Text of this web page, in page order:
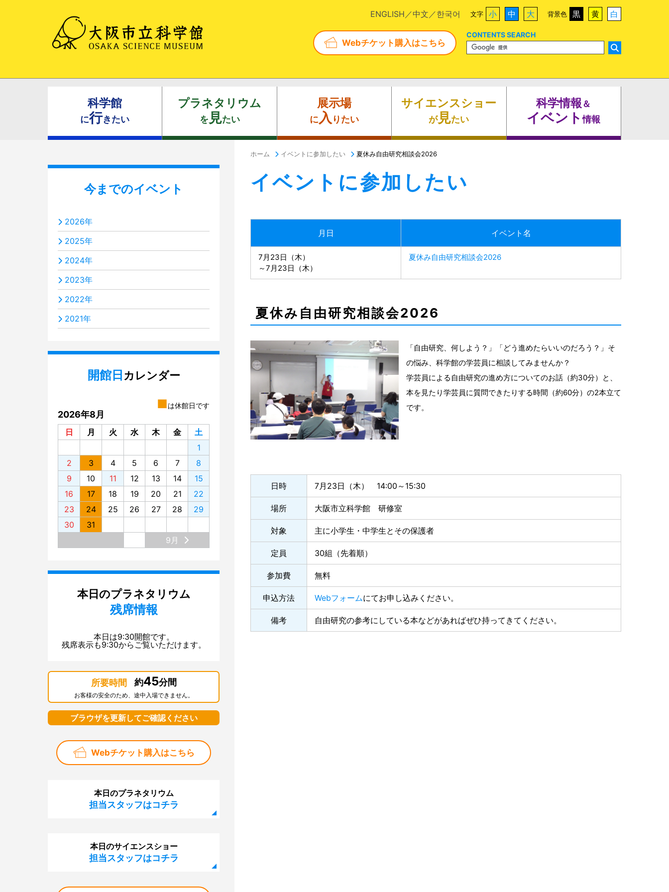
ENGLISH 中文 한국어 文字 小 中 大 背景色 黒 黄 白
Webチケット購入はこちら
CONTENTS SEARCH
科学館
に行きたい
プラネタリウム
を 見たい
展示場
に入 りたい
サイエンスショー
が見たい
科学情報＆
イベント情報
ホーム イベントに参加したい 夏休み自由研究相談会2026
イベントに参加したい
月日 イベント名
7月23日（木）
～7月23日（木）
夏休み自由研究相談会2026
夏休み自由研究相談会2026
「自由研究、何しよう？」「どう進めたらいいのだろう？」そ
の悩み、科学館の学芸員に相談してみませんか？
学芸員による自由研究の進め方についてのお話（約30分）と、
本を見たり学芸員に質問できたりする時間（約60分）の2本立て
です。
日時 7月23日（木） 14:00～15:30
場所 大阪市立科学館 研修室
対象 主に小学生・中学生とその保護者
定員 30組（先着順）
参加費 無料
申込方法 Webフォームにてお申し込みください。
備考 自由研究の参考にしている本などがあればぜひ持ってきてください。
今までのイベント
2026年
2025年
2024年
2023年
2022年
2021年
開館日 カレンダー
■は休館日です
2026年8月
日 月 火 水 木 金
土
1
2
3 4 5 6 7
8
9
10 11 12 13 14
15
16
17 18 19 20 21
22
23
24 25 26 27 28
29
30
31
9月
本日のプラネタリウム
残席情報
本日は9:30開館です。
残席表示も9:30からご覧いただけます。
所要時間 約45分間
お客様の安全のため、途中入場できません。
ブラウザを更新してご確認ください
Webチケット購入はこちら
本日のプラネタリウム
担当スタッフはコチラ
本日のサイエンスショー
担当スタッフはコチラ